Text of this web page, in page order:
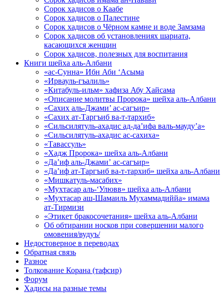
Сорок хадисов о Каабе
Сорок хадисов о Палестине
Сорок хадисов о Чёрном камне и воде Замзама
Сорок хадисов об установлениях шариата,
касающихся женщин
Сорок хадисов, полезных для воспитания
Книги шейха аль-Албани
«ас-Сунна» Ибн Аби ‘Асыма
«Ирвауль-гъалиль»
«Китабуль-ильм» хафиза Абу Хайсама
«Описание молитвы Пророка» шейха аль-Албани
«Сахих аль-Джами’ ас-сагъир»
«Сахих ат-Таргъиб ва-т-тархиб»
«Сильсилятуль-ахадис ад-да’ифа валь-мауду’а»
«Сильсилятуль-ахадис ас-сахиха»
«Тавассуль»
«Хадж Пророка» шейха аль-Албани
«Да’иф аль-Джами’ ас-сагъир»
«Да’иф ат-Таргъиб ва-т-тархиб» шейха аль-Албани
«Мишкатуль-масабих»
«Мухтасар аль-‘Улювв» шейха аль-Албани
«Мухтасар аш-Шамаиль Мухаммадиййа» имама
ат-Тирмизи
«Этикет бракосочетания» шейха аль-Албани
Об обтирании носков при совершении малого
омовения/вудуъ/
Недостоверное в переводах
Обратная связь
Разное
Толкование Корана (тафсир)
Форум
Хадисы на разные темы